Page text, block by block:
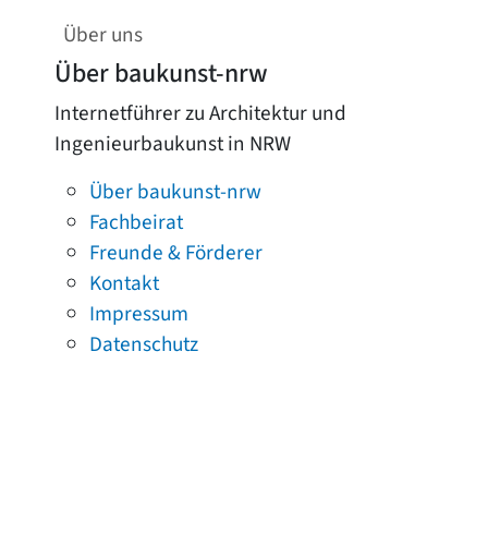
Über uns
Über baukunst-nrw
Internetführer zu Architektur und
Ingenieurbaukunst in NRW
Über baukunst-nrw
Fachbeirat
Freunde & Förderer
Kontakt
Impressum
Datenschutz